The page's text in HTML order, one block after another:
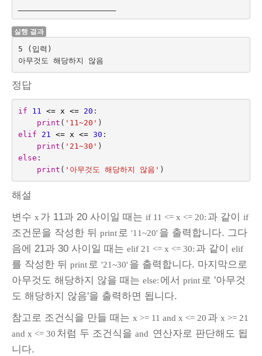
실행 결과
5 (입력)
정답
if 11 <= x <= 20 :
print ( '11~20' )
elif
21 <= x <= 30 :
print ( '21~30' )
else :
print ( '아무것도 해당하지 않음' )
해설
변수 x 가 11과 20 사이일 때는 if 11 <= x <= 20: 과 같이 if
조건문을 작성한 뒤 print로 '11~20' 을 출력합니다. 그다
음에 21과 30 사이일 때는 elif 21 <= x <= 30: 과 같이 elif
를 작성한 뒤 print로 '21~30' 을 출력합니다. 마지막으로
아무것도 해당하지 않을 때는 else: 에서 print로 '아무것
도 해당하지 않음'을 출력하면 됩니다.
참고로 조건식을 만들 때는 x >= 11 and x <= 20 과 x >= 21
and x <= 30 처럼 두 조건식을 and 연산자로 판단해도 됩
니다.